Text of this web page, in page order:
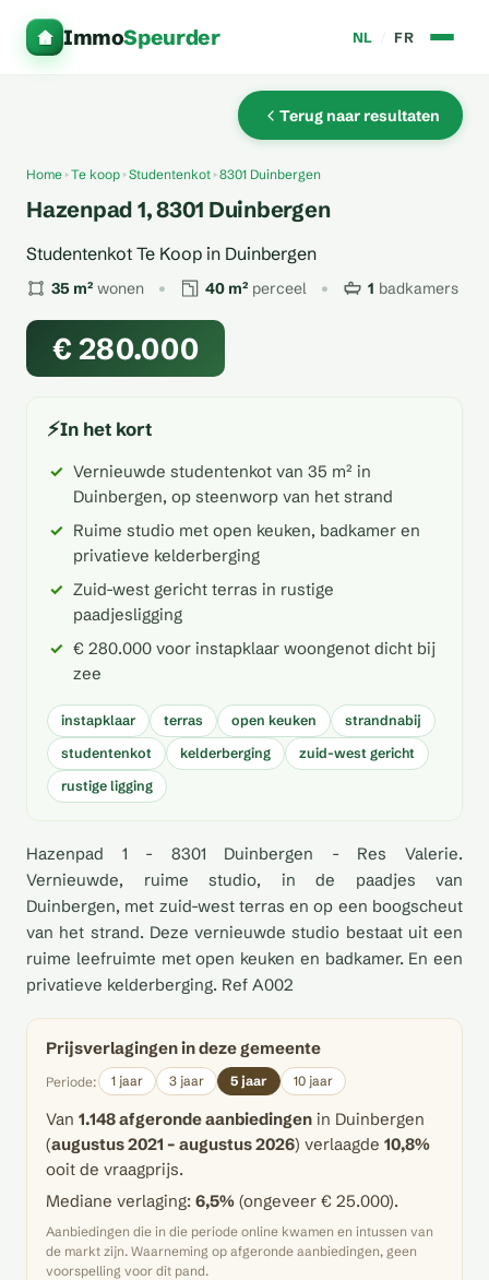
ImmoSpeurder NL FR
Terug naar resultaten
Home Te koop Studentenkot 8301 Duinbergen
Hazenpad 1, 8301 Duinbergen
Studentenkot Te Koop in Duinbergen
35 m² wonen 40 m² perceel 1 badkamers
€ 280.000
⚡In het kort
Vernieuwde studentenkot van 35 m² in
Duinbergen, op steenworp van het strand
Ruime studio met open keuken, badkamer en
privatieve kelderberging
Zuid-west gericht terras in rustige
paadjesligging
€ 280.000 voor instapklaar woongenot dicht bij
zee
instapklaar terras open keuken
strandnabij
studentenkot
kelderberging
zuid-west gericht
rustige ligging
Hazenpad 1 - 8301 Duinbergen - Res Valerie.
Vernieuwde, ruime studio, in de paadjes van
Duinbergen, met zuid-west terras en op een boogscheut
van het strand. Deze vernieuwde studio bestaat uit een
ruime leefruimte met open keuken en badkamer. En een
privatieve kelderberging. Ref A002
Prijsverlagingen in deze gemeente
Periode: 1 jaar 3 jaar 5 jaar 10 jaar
Van 1.148 afgeronde aanbiedingen in Duinbergen
(augustus 2021 – augustus 2026) verlaagde 10,8%
ooit de vraagprijs.
Mediane verlaging: 6,5% (ongeveer € 25.000).
Aanbiedingen die in die periode online kwamen en intussen van
de markt zijn. Waarneming op afgeronde aanbiedingen, geen
voorspelling voor dit pand.